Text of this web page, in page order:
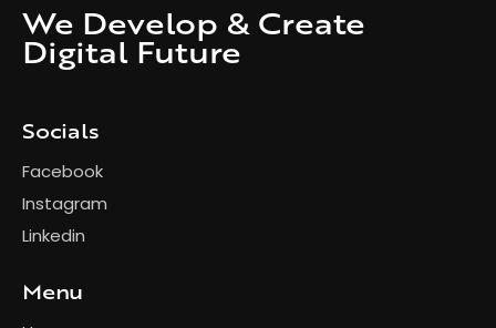
We Develop & Create
Digital Future
Socials
Facebook
Instagram
Linkedin
Menu